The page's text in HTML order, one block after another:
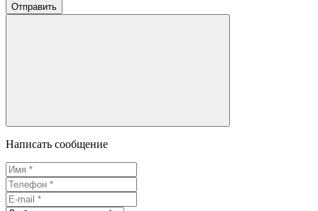
Отправить
Написать сообщение